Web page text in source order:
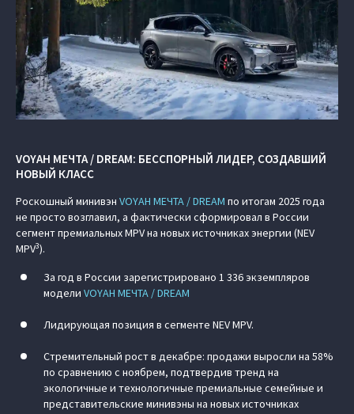
VOYAH МЕЧТА / DREAM: БЕССПОРНЫЙ ЛИДЕР, СОЗДАВШИЙ
НОВЫЙ КЛАСС
Роскошный минивэн VOYAH МЕЧТА / DREAM по итогам 2025 года
не просто возглавил, а фактически сформировал в России
сегмент премиальных MPV на новых источниках энергии (NEV
MPV3).
За год в России зарегистрировано 1 336 экземпляров
модели VOYAH МЕЧТА / DREAM
Лидирующая позиция в сегменте NEV MPV.
Стремительный рост в декабре: продажи выросли на 58%
по сравнению с ноябрем, подтвердив тренд на
экологичные и технологичные премиальные семейные и
представительские минивэны на новых источниках